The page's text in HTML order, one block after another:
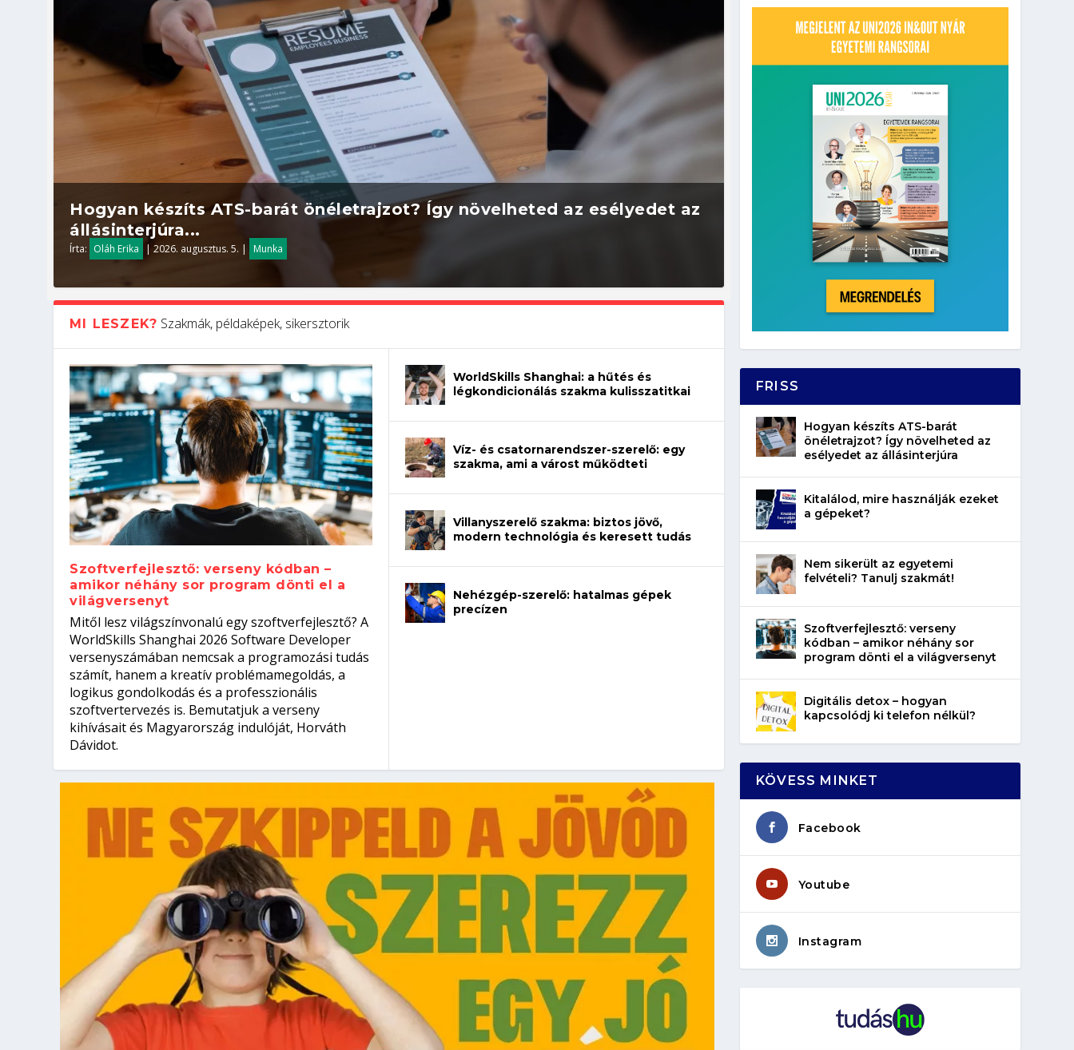
Hogyan készíts ATS-barát önéletrajzot? Így növelheted az esélyedet az
állásinterjúra...
Írta: Oláh Erika |2026. augusztus. 5. | Munka
Kitalálod, mire használják ezeket a gépeket?
Írta: Tóth Mónika |2026. augusztus. 4.| Kvíz
Nem sikerült az egyetemi felvételi? Tanulj szakmát!
Írta: Oláh Erika |2026. augusztus. 4.| Iskolák
Szoftverfejlesztő: verseny kódban – amikor néhány sor program dönti
el a világversenyt...
Írta: Szakmát Szerzek |2026. augusztus. 3.| Mi leszek?
Digitális detox – hogyan kapcsolódj ki telefon nélkül?
Írta: Oláh Erika |2026. augusztus. 3.| Egészség
MI LESZEK? Szakmák, példaképek, sikersztorik
Szoftverfejlesztő: verseny kódban –
amikor néhány sor program dönti el a
világversenyt
Mitől lesz világszínvonalú egy szoftverfejlesztő? A
WorldSkills Shanghai 2026 Software Developer
versenyszámában nemcsak a programozási tudás
számít, hanem a kreatív problémamegoldás, a
logikus gondolkodás és a professzionális
szoftvertervezés is. Bemutatjuk a verseny
kihívásait és Magyarország indulóját, Horváth
Dávidot.
WorldSkills Shanghai: a hűtés és
légkondicionálás szakma kulisszatitkai
Víz- és csatornarendszer-szerelő: egy
szakma, ami a várost működteti
Villanyszerelő szakma: biztos jövő,
modern technológia és keresett tudás
Nehézgép-szerelő: hatalmas gépek
precízen
FRISS
Hogyan készíts ATS-barát
önéletrajzot? Így növelheted az
esélyedet az állásinterjúra
Kitalálod, mire használják ezeket
a gépeket?
Nem sikerült az egyetemi
felvételi? Tanulj szakmát!
Szoftverfejlesztő: verseny
kódban – amikor néhány sor
program dönti el a világversenyt
Digitális detox – hogyan
kapcsolódj ki telefon nélkül?
KÖVESS MINKET
Facebook
Youtube
Instagram